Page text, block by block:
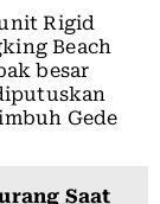
Rigid
Beach
besar
Gede
Saat